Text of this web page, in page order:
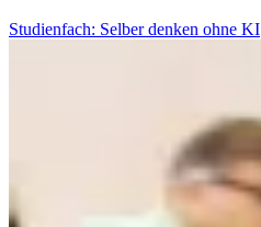
Studienfach: Selber denken ohne KI